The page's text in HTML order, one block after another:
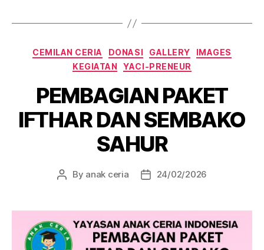
Categories
CEMILAN CERIA DONASI GALLERY
IMAGES
KEGIATAN
YACI-PRENEUR
PEMBAGIAN PAKET
IFTHAR DAN SEMBAKO
SAHUR
Post
By anak ceria
Post24/02/2026